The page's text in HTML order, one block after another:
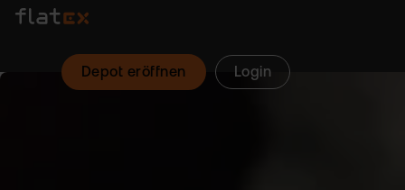
Depot eröffnen Login